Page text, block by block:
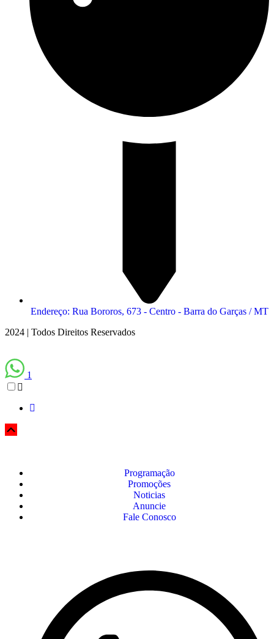
Endereço: Rua Bororos, 673 - Centro - Barra do Garças / MT
2024 | Todos Direitos Reservados
1
Programação
Promoções
Noticias
Anuncie
Fale Conosco